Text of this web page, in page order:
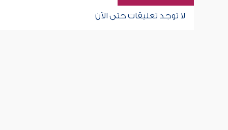
لا توجد تعليقات حتى الآن